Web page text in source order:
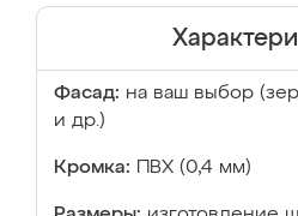
Фасад: на ваш выбор
и др.)
Кромка: ПВХ (0,4 мм)